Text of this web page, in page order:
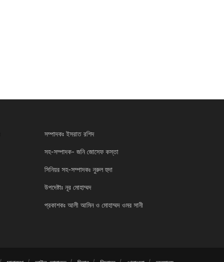
সম্পাদকঃ ইসরাত রশিদ
সহ-সম্পাদক- জনি জোসেফ কস্তা
সিনিয়র সহ-সম্পাদকঃ নুরুল হুদা
উপদেষ্টাঃ নূর মোহাম্মদ
প্রকাশকঃ আলী আমিন ও মোহাম্মদ ওমর সানী